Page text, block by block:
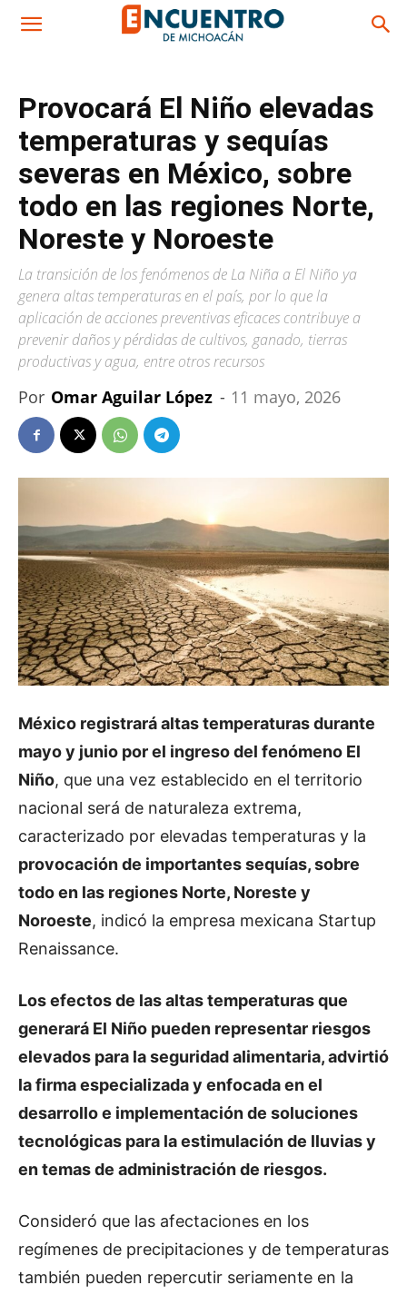
Provocará El Niño elevadas
temperaturas y sequías
severas en México, sobre
todo en las regiones Norte,
Noreste y Noroeste
La transición de los fenómenos de La Niña a El Niño ya
genera altas temperaturas en el país, por lo que la
aplicación de acciones preventivas eficaces contribuye a
prevenir daños y pérdidas de cultivos, ganado, tierras
productivas y agua, entre otros recursos
Por Omar Aguilar López - 11 mayo, 2026
México registrará altas temperaturas durante
mayo y junio por el ingreso del fenómeno El
Niño, que una vez establecido en el territorio
nacional será de naturaleza extrema,
caracterizado por elevadas temperaturas y la
provocación de importantes sequías, sobre
todo en las regiones Norte, Noreste y
Noroeste, indicó la empresa mexicana Startup
Renaissance.
Los efectos de las altas temperaturas que
generará El Niño pueden representar riesgos
elevados para la seguridad alimentaria, advirtió
la firma especializada y enfocada en el
desarrollo e implementación de soluciones
tecnológicas para la estimulación de lluvias y
en temas de administración de riesgos.
Consideró que las afectaciones en los
regímenes de precipitaciones y de temperaturas
también pueden repercutir seriamente en la